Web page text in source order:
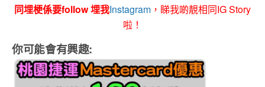
同埋梗係要follow 埋我Instagram ，睇我啲靚相同IG Story
啦！
你可能會有興趣: